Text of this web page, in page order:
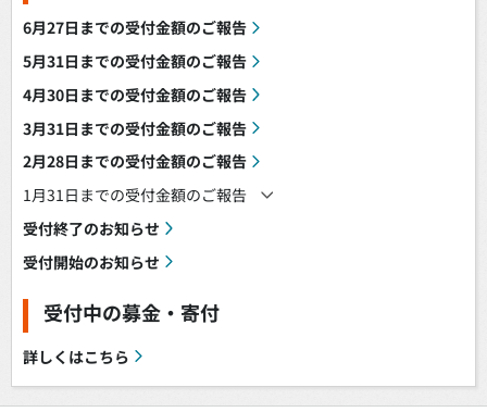
6月27日までの受付金額のご報告
5月31日までの受付金額のご報告
4月30日までの受付金額のご報告
3月31日までの受付金額のご報告
2月28日までの受付金額のご報告
1月31日までの受付金額のご報告
受付終了のお知らせ
受付開始のお知らせ
受付中の募金・寄付
詳しくはこちら